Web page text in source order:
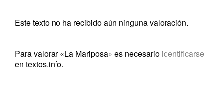
Este texto no ha recibido aún ninguna valoración.
Para valorar «La Mariposa» es necesario identificarse
en textos.info.